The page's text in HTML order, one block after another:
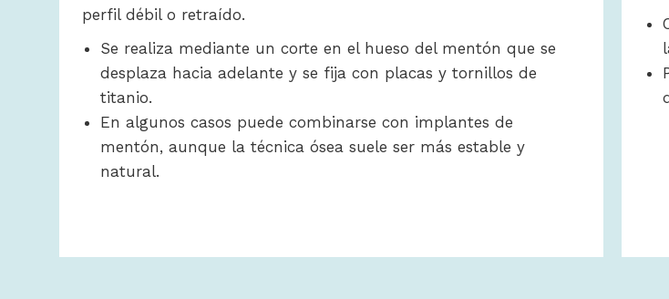
perfil débil o retraído.
Se realiza mediante un corte en el hueso del mentón que se
desplaza hacia adelante y se fija con placas y tornillos de
titanio.
En algunos casos puede combinarse con implantes de
mentón, aunque la técnica ósea suele ser más estable y
natural.